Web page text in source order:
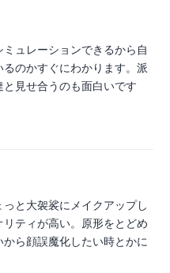
ュレーションできるから自
のかすぐにわかります。派
見せ合うのも面白いです
と大袈裟にメイクアップし
ティが高い。原形をとどめ
ら顔誤魔化したい時とかに